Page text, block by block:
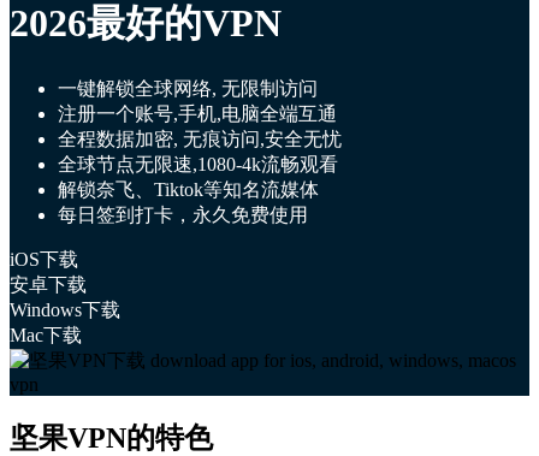
2026最好的VPN
一键解锁全球网络, 无限制访问
注册一个账号,手机,电脑全端互通
全程数据加密, 无痕访问,安全无忧
全球节点无限速,1080-4k流畅观看
解锁奈飞、Tiktok等知名流媒体
每日签到打卡，永久免费使用
iOS下载
安卓下载
Windows下载
Mac下载
坚果VPN的特色